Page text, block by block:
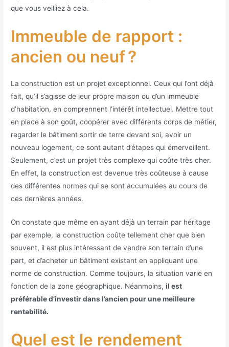
que vous veilliez à cela.
Immeuble de rapport :
ancien ou neuf ?
La construction est un projet exceptionnel. Ceux qui l’ont déjà
fait, qu’il s’agisse de leur propre maison ou d’un immeuble
d’habitation, en comprennent l’intérêt intellectuel. Mettre tout
en place à son goût, coopérer avec différents corps de métier,
regarder le bâtiment sortir de terre devant soi, avoir un
nouveau logement, ce sont autant d’étapes qui émerveillent.
Seulement, c’est un projet très complexe qui coûte très cher.
En effet, la construction est devenue très coûteuse à cause
des différentes normes qui se sont accumulées au cours de
ces dernières années.
On constate que même en ayant déjà un terrain par héritage
par exemple, la construction coûte tellement cher que bien
souvent, il est plus intéressant de vendre son terrain d’une
part, et d’acheter un bâtiment existant en appliquant une
norme de construction. Comme toujours, la situation varie en
fonction de la zone géographique. Néanmoins,il est
préférable d’investir dans l’ancien pour une meilleure
rentabilité.
Quel est le rendement